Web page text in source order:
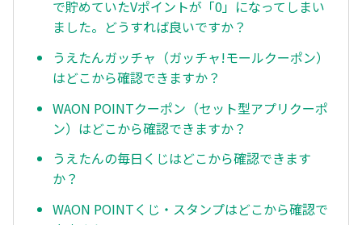
で貯めていたVポイントが「0」になってしまい
ました。どうすれば良いですか？
うえたんガッチャ（ガッチャ!モールクーポン）
はどこから確認できますか？
WAON POINTクーポン（セット型アプリクーポ
ン）はどこから確認できますか？
うえたんの毎日くじはどこから確認できます
か？
WAON POINTくじ・スタンプはどこから確認で